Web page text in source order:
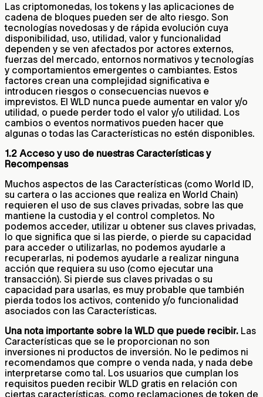
Las criptomonedas, los tokens y las aplicaciones de
cadena de bloques pueden ser de alto riesgo. Son
tecnologías novedosas y de rápida evolución cuya
disponibilidad, uso, utilidad, valor y funcionalidad
dependen y se ven afectados por actores externos,
fuerzas del mercado, entornos normativos y tecnologías
y comportamientos emergentes o cambiantes. Estos
factores crean una complejidad significativa e
introducen riesgos o consecuencias nuevos e
imprevistos. El WLD nunca puede aumentar en valor y/o
utilidad, o puede perder todo el valor y/o utilidad. Los
cambios o eventos normativos pueden hacer que
algunas o todas las Características no estén disponibles.
1.2 Acceso y uso de nuestras Características y
Recompensas
Muchos aspectos de las Características (como World ID,
su cartera o las acciones que realiza en World Chain)
requieren el uso de sus claves privadas, sobre las que
mantiene la custodia y el control completos. No
podemos acceder, utilizar u obtener sus claves privadas,
lo que significa que si las pierde, o pierde su capacidad
para acceder o utilizarlas, no podemos ayudarle a
recuperarlas, ni podemos ayudarle a realizar ninguna
acción que requiera su uso (como ejecutar una
transacción). Si pierde sus claves privadas o su
capacidad para usarlas, es muy probable que también
pierda todos los activos, contenido y/o funcionalidad
asociados con las Características.
Una nota importante sobre la WLD que puede recibir. Las
Características que se le proporcionan no son
inversiones ni productos de inversión. No le pedimos ni
recomendamos que compre o venda nada, y nada debe
interpretarse como tal. Los usuarios que cumplan los
requisitos pueden recibir WLD gratis en relación con
ciertas características, como reclamaciones de token de